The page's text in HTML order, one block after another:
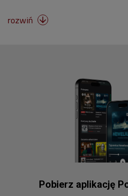
rozwiń 
Pobierz aplikację